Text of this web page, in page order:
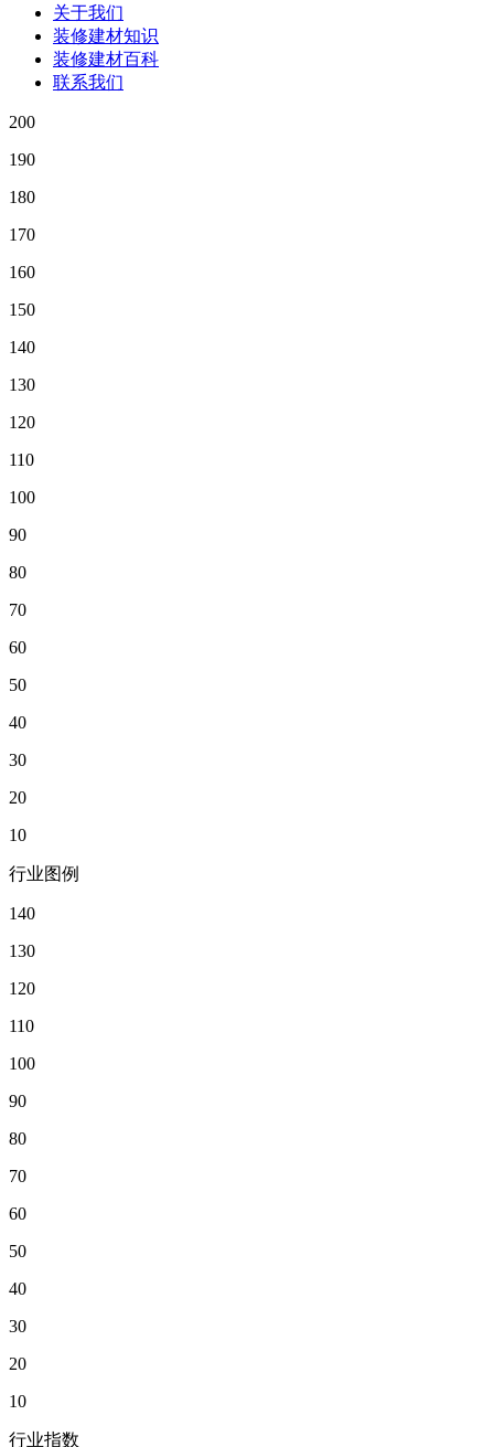
关于我们
装修建材知识
装修建材百科
联系我们
200
190
180
170
160
150
140
130
120
110
100
90
80
70
60
50
40
30
20
10
行业图例
140
130
120
110
100
90
80
70
60
50
40
30
20
10
行业指数